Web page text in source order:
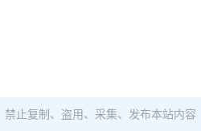
止复制、盗用、采集、发布本站内容